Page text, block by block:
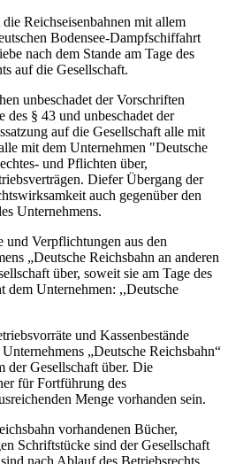
Reichseisenbahnen mit allem
Bodensee-Dampfschiffahrt
nach dem Stande am Tage des
auf die Gesellschaft.
unbeschadet der Vorschriften
des § 43 und unbeschadet der
auf die Gesellschaft alle mit
mit dem Unternehmen "Deutsche
und Pflichten über,
Diefer Übergang der
auch gegenüber den
Unternehmens.
und Verpflichtungen aus den
„Deutsche Reichsbahn an anderen
über, soweit sie am Tage des
dem Unternehmen: ,,Deutsche
und Kassenbestände
„Deutsche Reichsbahn“
der Gesellschaft über. Die
für Fortführung des
Menge vorhanden sein.
vorhandenen Bücher,
Schriftstücke sind der Gesellschaft